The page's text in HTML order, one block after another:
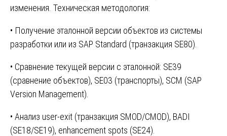
изменения. Техническая методология:
• Получение эталонной версии объектов из системы
разработки или из SAP Standard (транзакция SE80).
• Сравнение текущей версии с эталонной: SE39
(сравнение объектов), SE03 (транспорты), SCM (SAP
Version Management).
• Анализ user-exit (транзакция SMOD/CMOD), BADI
(SE18/SE19), enhancement spots (SE24).